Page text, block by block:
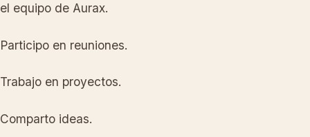
el equipo de Aurax.
Participo en reuniones.
Trabajo en proyectos.
Comparto ideas.